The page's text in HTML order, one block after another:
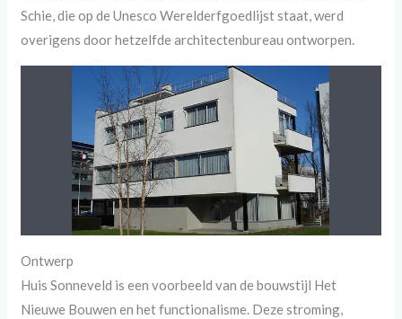
Schie, die op de Unesco Werelderfgoedlijst staat, werd
overigens door hetzelfde architectenbureau ontworpen.
Ontwerp
Huis Sonneveld is een voorbeeld van de bouwstijl Het
Nieuwe Bouwen en het functionalisme. Deze stroming,